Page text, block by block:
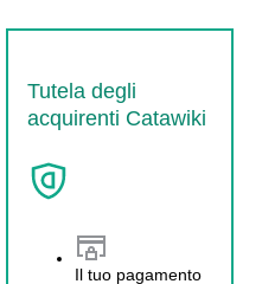
Tutela degli
acquirenti Catawiki
Il tuo pagamento